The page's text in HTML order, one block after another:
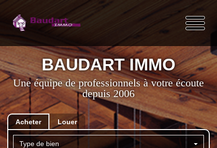
BAUDART IMMO
Une équipe de professionnels à votre écoute
depuis 2006
Acheter Louer
Type de bien